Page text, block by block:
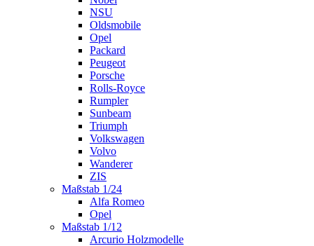
NSU
Oldsmobile
Opel
Packard
Peugeot
Porsche
Rolls-Royce
Rumpler
Sunbeam
Triumph
Volkswagen
Volvo
Wanderer
ZIS
Maßstab 1/24
Alfa Romeo
Opel
Maßstab 1/12
Arcurio Holzmodelle